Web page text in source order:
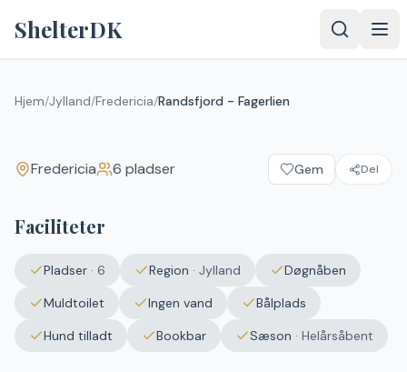
ShelterDK
Hjem/Jylland/Fredericia/Randsfjord - Fagerlien
Fredericia
Fredericia 6 pladser Gem Del
Faciliteter
Pladser · 6 Region · Jylland
Døgnåben
Muldtoilet
Ingen vand
Bålplads
Hund tilladt
Bookbar Sæson · Helårsåbent